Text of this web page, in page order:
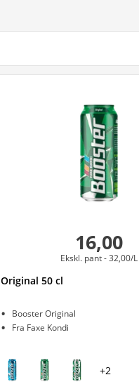
16,00
Ekskl. pant- 32,00/L
Original 50 cl
Booster Original
Fra Faxe Kondi
+2